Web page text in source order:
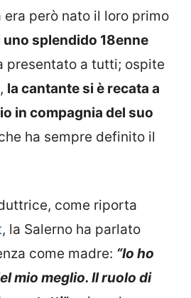
però nato il loro primo
splendido 18enne
presentato a tutti; ospite
la cantante si è recata a
in compagnia del suo
ha sempre definito il
come riporta
, la Salerno ha parlato
come madre: “Io ho
mio meglio. Il ruolo di